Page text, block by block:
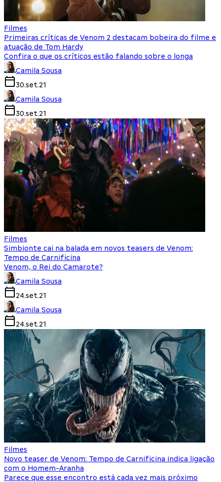
Filmes
Primeiras críticas de Venom 2 destacam bobeira do filme e
atuação de Tom Hardy
Confira o que os críticos estão falando sobre o longa
Camila Sousa
30.set.21
Camila Sousa
30.set.21
Filmes
Simbionte cai na balada em novos teasers de Venom:
Tempo de Carnificina
Venom, o Rei do Camarote?
Camila Sousa
24.set.21
Camila Sousa
24.set.21
Filmes
Novo teaser de Venom: Tempo de Carnificina indica ligação
com o Homem-Aranha
Parece que esse encontro está cada vez mais próximo